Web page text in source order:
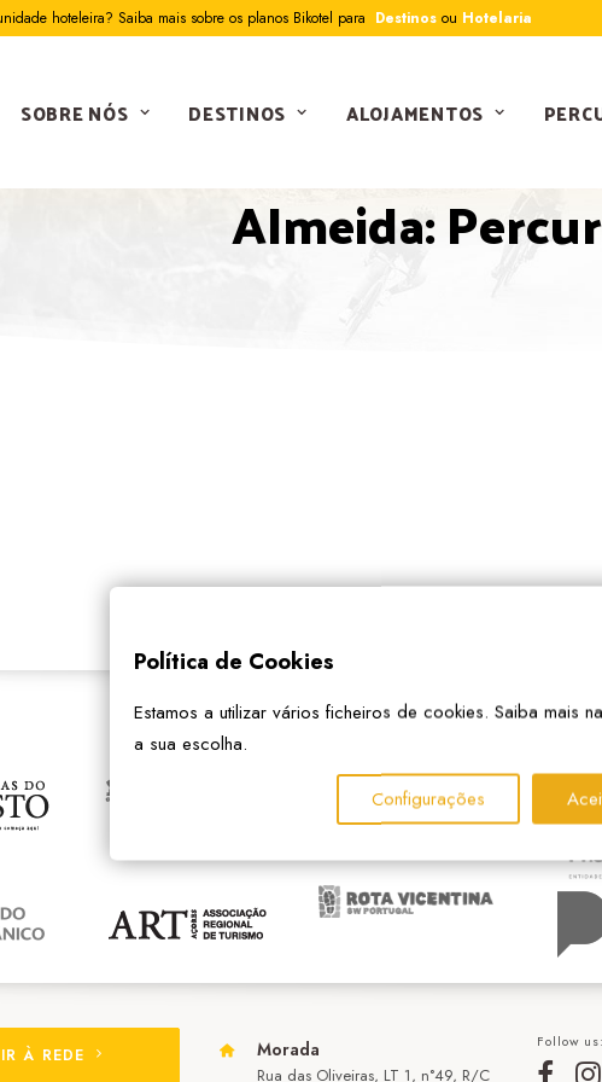
hoteleira? Saiba mais sobre os planos Bikotel para Destinos ou Hotelaria
SOBRE NÓS DESTINOS ALOJAMENTOS
Almeida:
À REDE Morada
Rua das Oliveiras, LT 1, n°49, R/C
Follow us:
Política de Cookies
Estamos a utilizar vários ficheiros de cookies. Saiba mais
a sua escolha.
Configurações